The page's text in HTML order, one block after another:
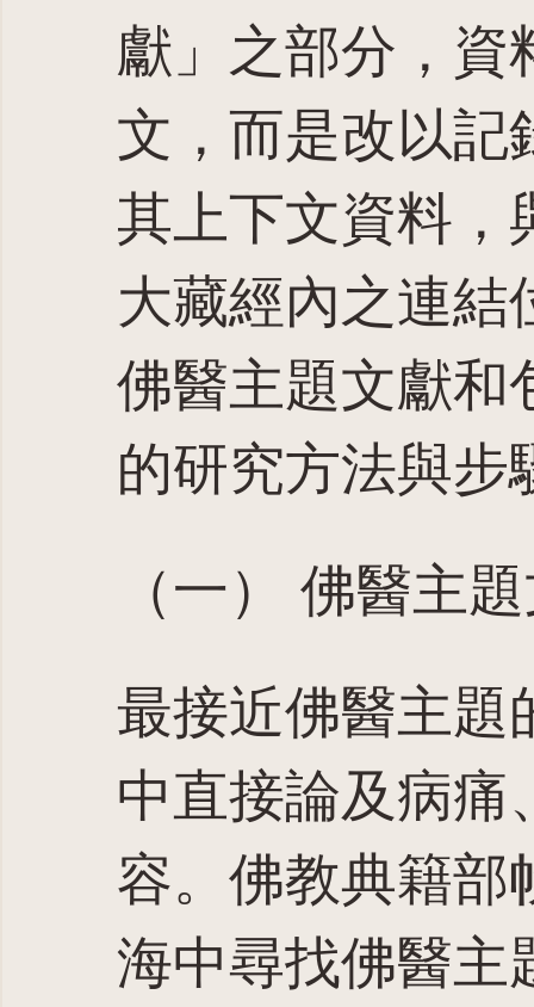
獻」之部分，資
文，而是改以記
其上下文資料，
大藏經內之連結
佛醫主題文獻和
的研究方法與步
（一） 佛醫主
最接近佛醫主題
中直接論及病痛
容。佛教典籍部
海中尋找佛醫主